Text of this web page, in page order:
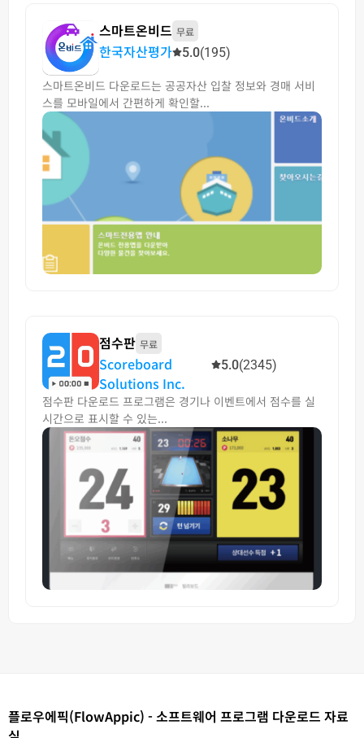
스마트온비드 무료
한국자산평가 5.0(195)
스마트온비드 다운로드는 공공자산 입찰 정보와 경매 서비
스를 모바일에서 간편하게 확인할...
점수판 무료
Scoreboard
Solutions Inc.
5.0(2345)
점수판 다운로드 프로그램은 경기나 이벤트에서 점수를 실
시간으로 표시할 수 있는...
플로우에픽(FlowAppic) - 소프트웨어 프로그램 다운로드 자료